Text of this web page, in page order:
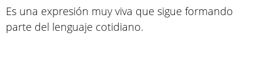
Es una expresión muy viva que sigue formando
parte del lenguaje cotidiano.